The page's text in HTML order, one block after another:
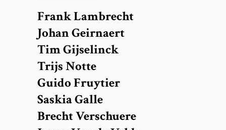
Frank Lambrecht
Johan Geirnaert
Tim Gijselinck
Trijs Notte
Guido Fruytier
Saskia Galle
Brecht Verschuere